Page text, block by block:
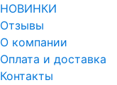
НОВИНКИ
Отзывы
О компании
Оплата и доставка
Контакты